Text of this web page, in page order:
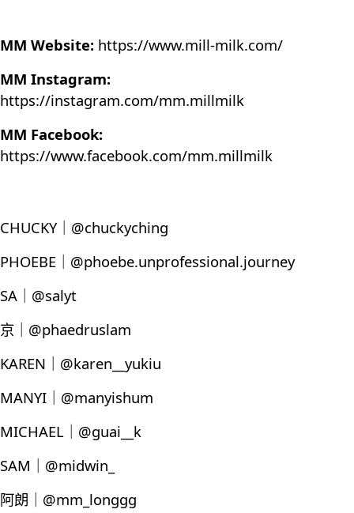
MM Website: https://www.mill-milk.com/
MM Instagram:
https://instagram.com/mm.millmilk
MM Facebook:
https://www.facebook.com/mm.millmilk
CHUCKY｜@chuckyching
PHOEBE｜@phoebe.unprofessional.journey
SA｜@salyt
京｜@phaedruslam
KAREN｜@karen__yukiu
MANYI｜@manyishum
MICHAEL｜@guai__k
SAM｜@midwin_
阿朗｜@mm_longgg